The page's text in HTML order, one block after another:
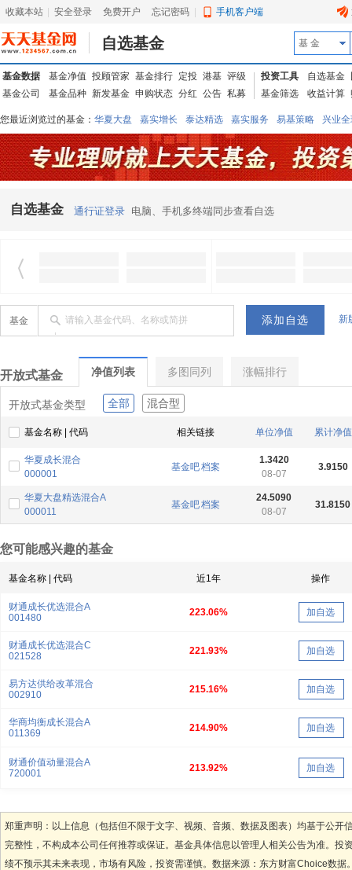
收藏本站 安全登录 免费开户 忘记密码 手机客户端
自选基金 基 金
基金数据 基金净值 投顾管家 基金排行 定投 港基 评级
基金公司
基金品种 新发基金 申购状态 分红 公告 私募
投资工具 自选基金
基金筛选
收益计算
您最近浏览过的基金： 华夏大盘 嘉实增长 泰达精选 嘉实服务 易基策略 兴业
信诚蓝筹 华夏优势 汇丰龙腾 华夏红利 易基中小盘 银华优质 中银中国 广发
东吴动力
自选基金 通行证登录 电脑、手机多终端同步查看自选
基金 请输入基金代码、名称或简拼 新
开放式基金 净值列表 多图同列 涨幅排行
开放式基金类型 全部 混合型
基金名称 | 代码 相关链接 单位净值 累计净值
华夏成长混合
000001
基金吧档案
1.3420
08-07
3.9150
华夏大盘精选混合A
000011
基金吧档案
24.5090
08-07
31.8150
您可能感兴趣的基金
基金名称 | 代码 近1年 操作
财通成长优选混合A
001480
223.06% 加自选
财通成长优选混合C
021528
221.93% 加自选
易方达供给改革混合
002910
215.16% 加自选
华商均衡成长混合A
011369
214.90% 加自选
财通价值动量混合A
720001
213.92% 加自选
郑重声明：以上信息（包括但不限于文字、视频、音频、数据及图表）均基于公
完整性，不构成本公司任何推荐或保证。基金具体信息以管理人相关公告为准。
绩不预示其未来表现，市场有风险，投资需谨慎。数据来源：东方财富Choice数据